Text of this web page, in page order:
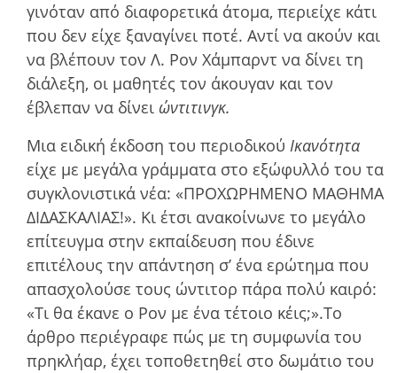
γινόταν από διαφορετικά άτοµα, περιείχε κάτι
που δεν είχε ξαναγίνει ποτέ. Αντί να ακούν και
να βλέπουν τον Λ. Ρον Χάμπαρντ να δίνει τη
διάλεξη, οι µαθητές τον άκουγαν και τον
έβλεπαν να δίνει ώντιτινγκ.
Μια ειδική έκδοση του περιοδικού Ικανότητα
είχε µε µεγάλα γράµµατα στο εξώφυλλό του τα
συγκλονιστικά νέα: «ΠΡΟΧΩΡΗΜΕΝΟ ΜΑΘΗΜΑ
ΔΙΔΑΣΚΑΛΙΑΣ!». Κι έτσι ανακοίνωνε το µεγάλο
επίτευγµα στην εκπαίδευση που έδινε
επιτέλους την απάντηση σ’ ένα ερώτηµα που
απασχολούσε τους ώντιτορ πάρα πολύ καιρό:
«Τι θα έκανε ο Ρον µε ένα τέτοιο κέις;».Το
άρθρο περιέγραφε πώς µε τη συµφωνία του
πρηκλήαρ, έχει τοποθετηθεί στο δωµάτιο του